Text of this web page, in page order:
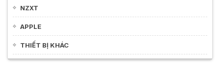
NZXT
APPLE
THIẾT BỊ KHÁC